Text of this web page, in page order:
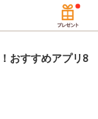
おすすめアプリ8